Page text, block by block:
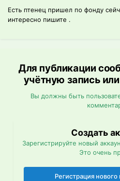
Есть птенец пришел по фонду
интересно пишите .
Для публикации
учётную запись
Вы должны быть
Создать
Зарегистрируйте новый
Это очень
Регистрация нового